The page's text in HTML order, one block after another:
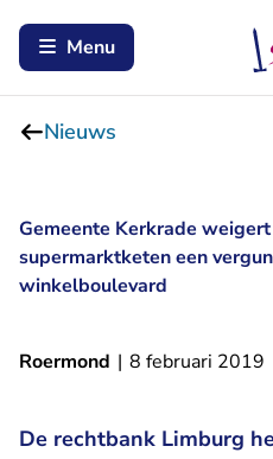
Menu
Nieuws
Gemeente Kerkrade
supermarktketen een
winkelboulevard
Roermond | 8 februari 2019
De rechtbank Limburg